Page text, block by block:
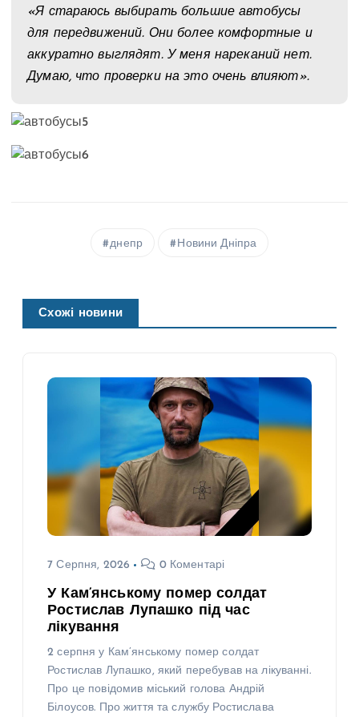
«Я стараюсь выбирать большие автобусы
для передвижений. Они более комфортные и
аккуратно выглядят. У меня нареканий нет.
Думаю, что проверки на это очень влияют».
днепр Новини Дніпра
Схожі новини
7 Серпня, 2026 0 Коментарі
У Кам’янському помер солдат
Ростислав Лупашко під час
лікування
2 серпня у Кам’янському помер солдат
Ростислав Лупашко, який перебував на лікуванні.
Про це повідомив міський голова Андрій
Білоусов. Про життя та службу Ростислава